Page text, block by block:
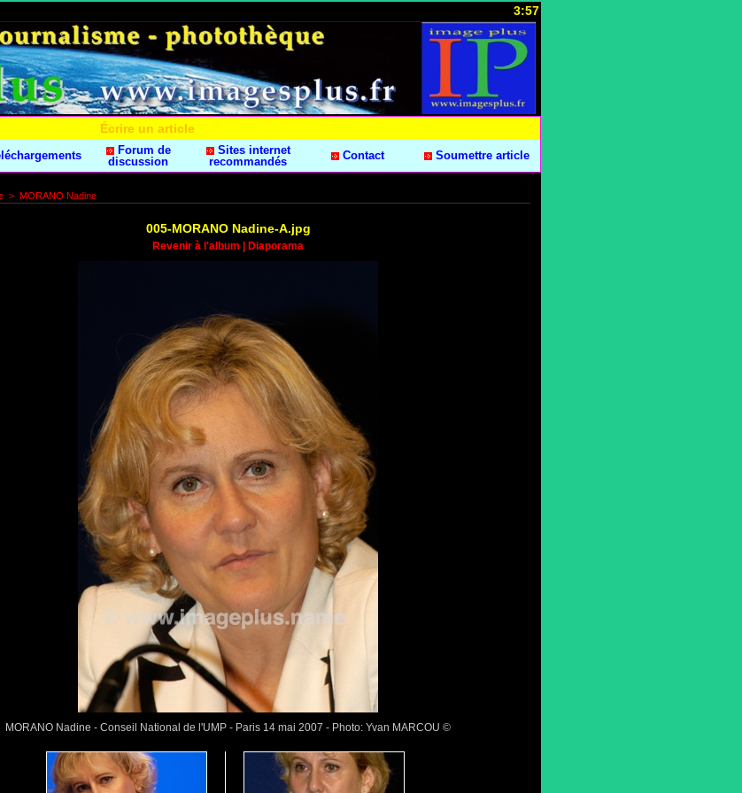
3:57
Écrire un article
Forum de
discussion
Sites internet
recommandés
Contact Soumettre article
> MORANO Nadine
005-MORANO Nadine-A.jpg
Revenir à l'album Diaporama
MORANO Nadine - Conseil National de l'UMP - Paris 14 mai 2007 - Photo: Yvan MARCOU ©